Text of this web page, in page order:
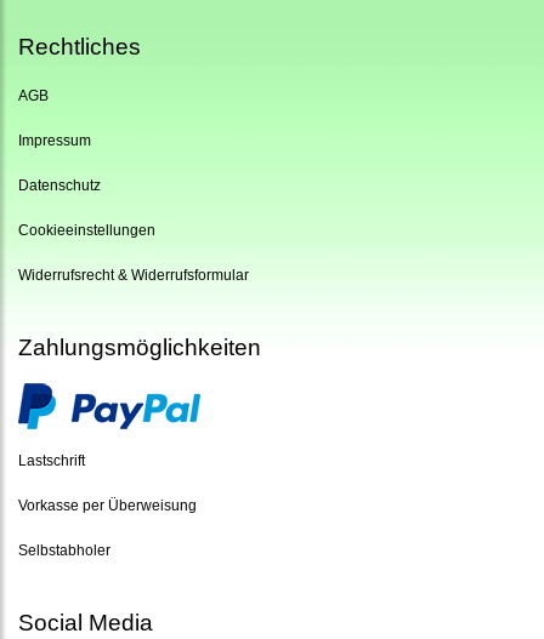
Rechtliches
AGB
Impressum
Datenschutz
Cookieeinstellungen
Widerrufsrecht & Widerrufsformular
Zahlungsmöglichkeiten
Lastschrift
Vorkasse per Überweisung
Selbstabholer
Social Media